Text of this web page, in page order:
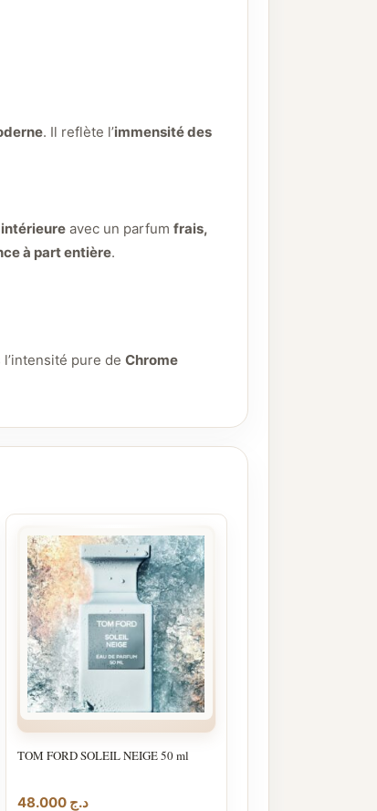
. Il reflète l’immensité des
avec un parfum frais,
à part entière.
pure de Chrome
TOM FORD SOLEIL NEIGE 50 ml
د.ج 48.000